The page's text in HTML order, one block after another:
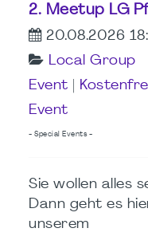
2. Meetup LG
20.08.2026
Local Group
Event
Event
- Special Events -
Sie wollen alles
Dann geht es
unserem